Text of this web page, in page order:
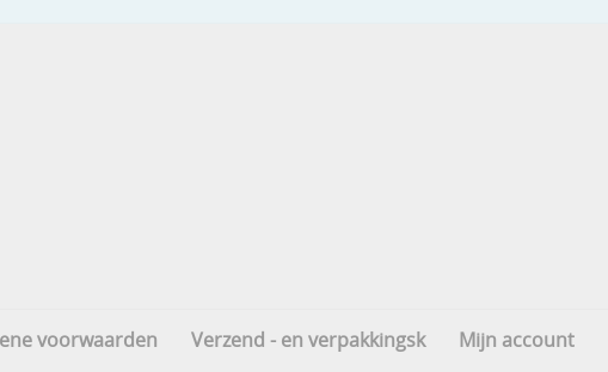
voorwaarden Verzend - en verpakkingsk Mijn account